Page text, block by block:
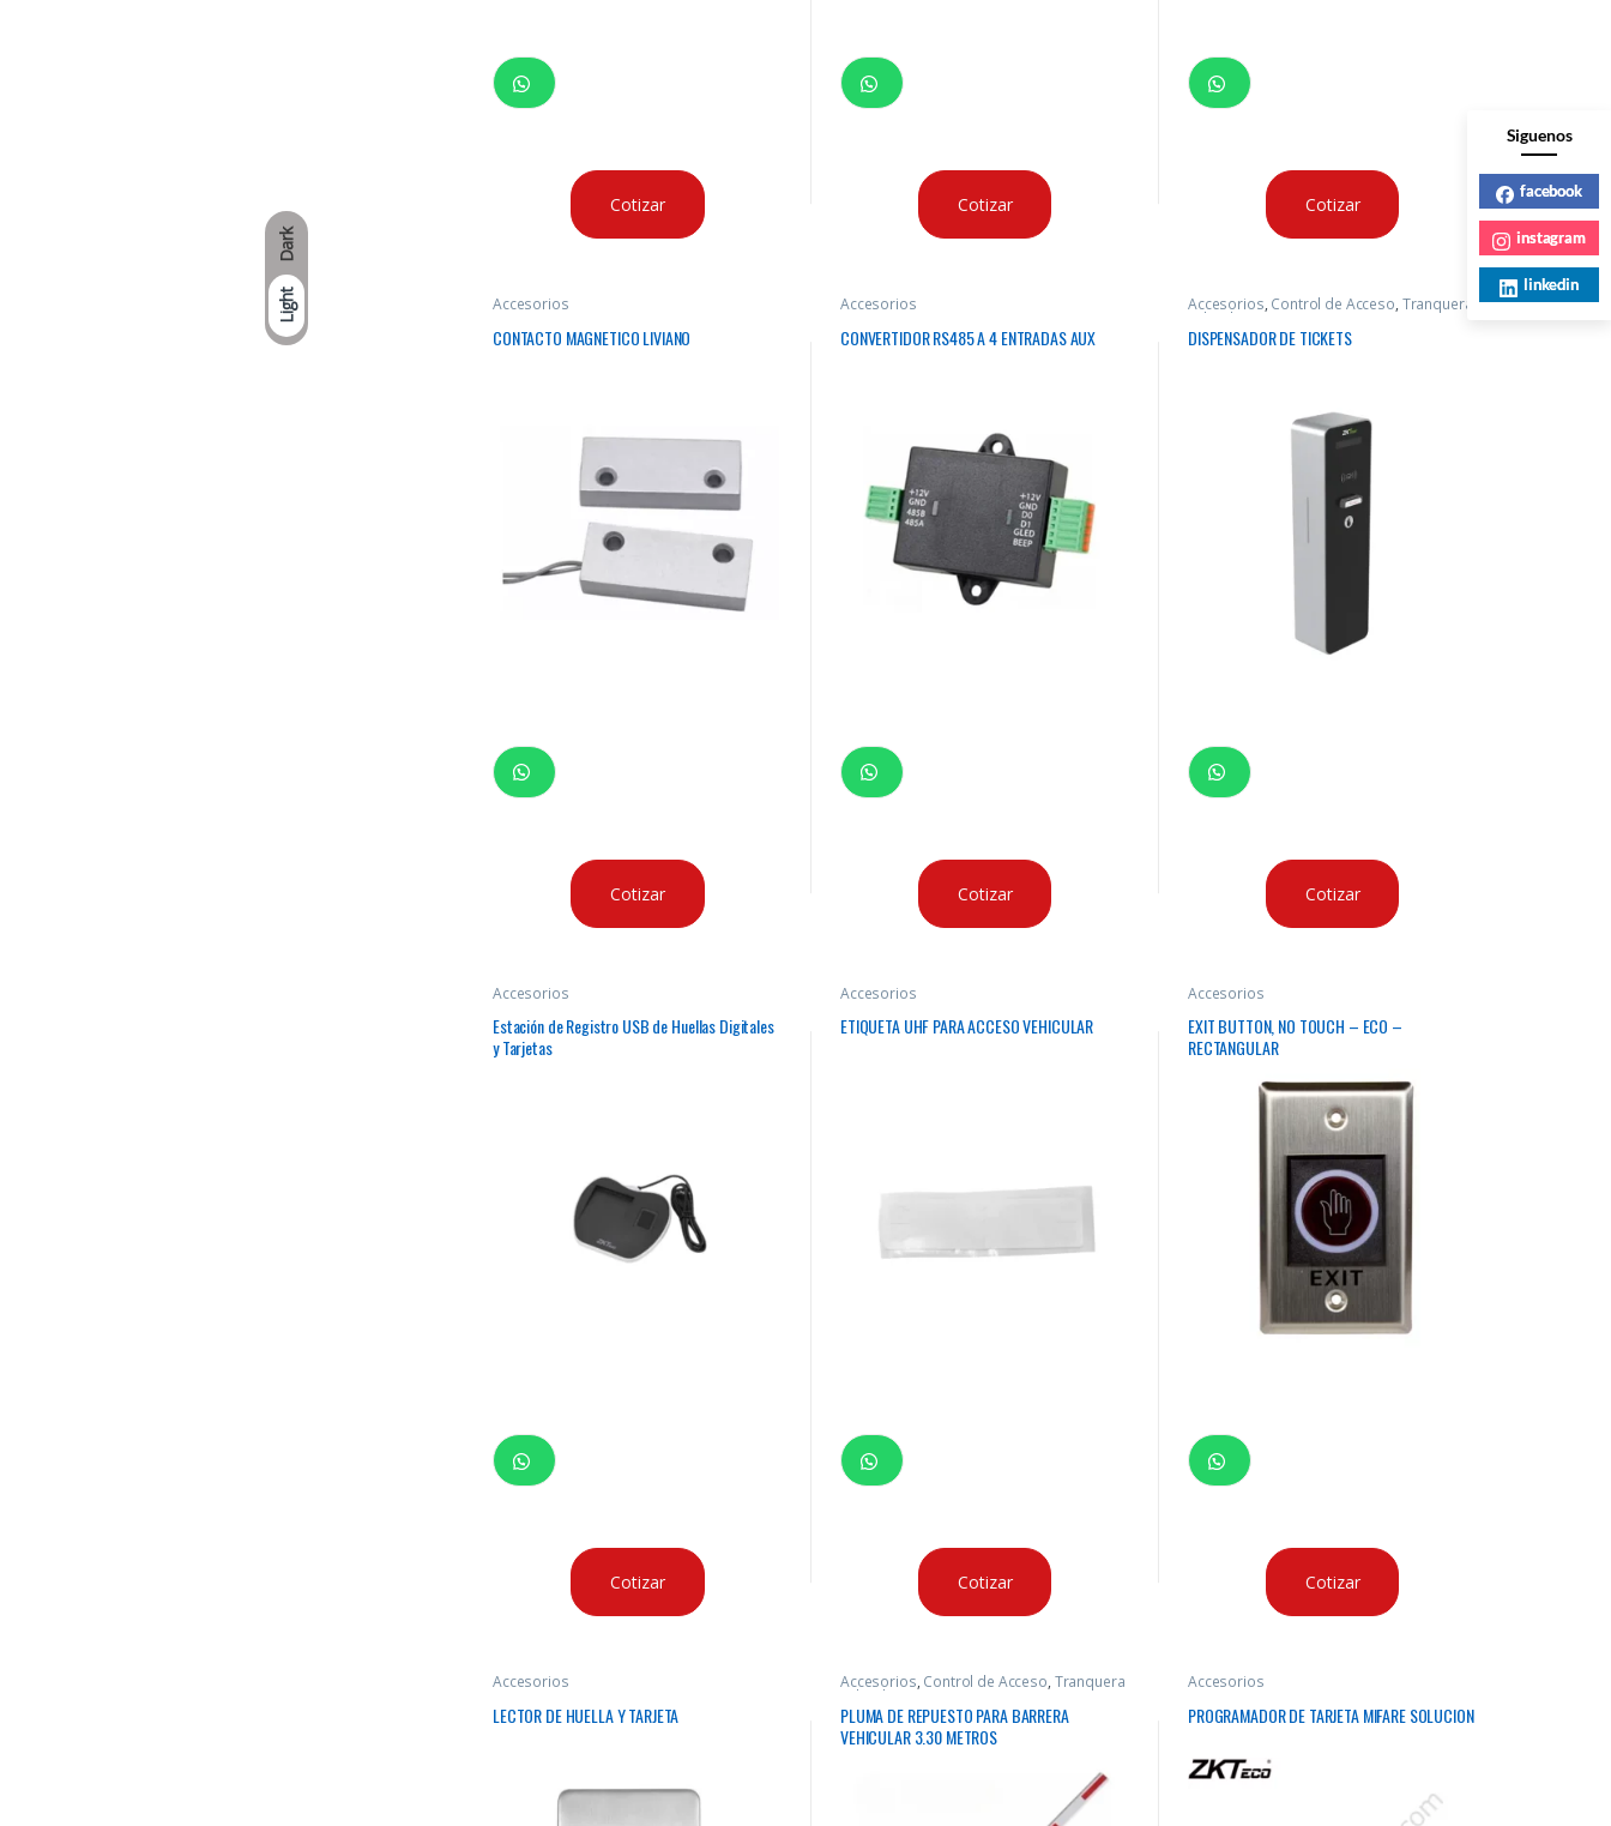
Dark
Light
Cotizar Cotizar Cotizar
Accesorios
CONTACTO MAGNETICO LIVIANO
Cotizar
Accesorios
CONVERTIDOR RS485 A 4 ENTRADAS AUX
Cotizar
Accesorios, Control de Acceso, Tranquera
vehicular
DISPENSADOR DE TICKETS
Cotizar
Accesorios
Estación de Registro USB de Huellas Digitales
y Tarjetas
Cotizar
Accesorios
ETIQUETA UHF PARA ACCESO VEHICULAR
Cotizar
Accesorios
EXIT BUTTON, NO TOUCH – ECO –
RECTANGULAR
Cotizar
Accesorios
LECTOR DE HUELLA Y TARJETA
Accesorios, Control de Acceso, Tranquera
vehicular
PLUMA DE REPUESTO PARA BARRERA
VEHICULAR 3.30 METROS
Accesorios
PROGRAMADOR DE TARJETA MIFARE SOLUCION
Siguenos
facebook
instagram
linkedin